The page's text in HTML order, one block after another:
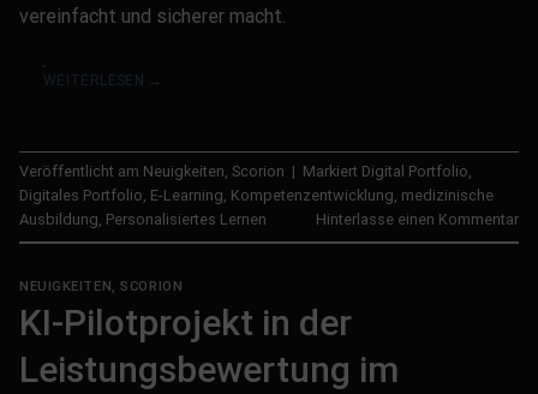
vereinfacht und sicherer macht.
WEITERLESEN →
Veröffentlicht am Neuigkeiten, Scorion | Markiert Digital Portfolio,
Digitales Portfolio, E-Learning, Kompetenzentwicklung, medizinische
Ausbildung, Personalisiertes Lernen Hinterlasse einen Kommentar
NEUIGKEITEN,SCORION
KI-Pilotprojekt in der
Leistungsbewertung im